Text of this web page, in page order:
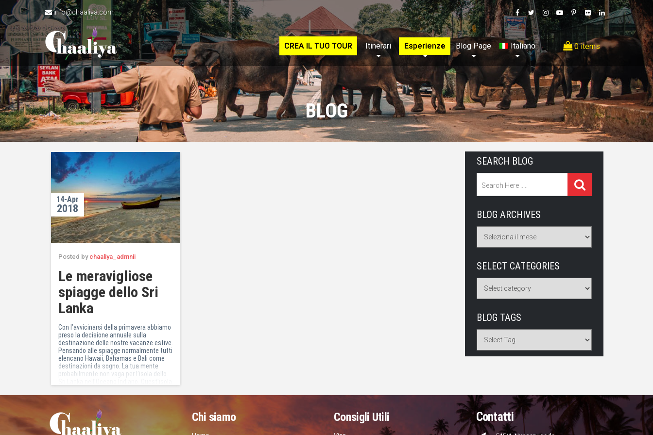
info@chaaliya.com
CREA IL TUO TOUR Itinerari Esperienze Blog Page Italiano 0 items
BLOG
SEARCH BLOG
BLOG ARCHIVES
SELECT CATEGORIES
BLOG TAGS
14-Apr
2018
Posted by chaaliya_admnii
Le meravigliose
spiagge dello Sri
Lanka
Con l’avvicinarsi della primavera abbiamo
preso la decisione annuale sulla
destinazione delle nostre vacanze estive.
Pensando alle spiagge normalmente tutti
elencano Hawaii, Bahamas e Bali come
destinazioni da sogno. La tua mente
probabilmente non vaga per l’isola dello
dell’India è piena di città sacre, antiche
rovine […]
Chi siamo Consigli Utili Contatti